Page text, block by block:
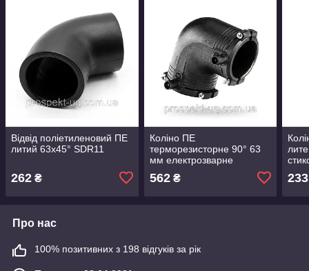
Відвід поліетиленовий ПЕ
литий 63х45° SDR11
262 ₴
Коліно ПЕ
терморезисторне 90° 63
мм електрозварне
562₴ 233
Про нас
100% позитивних з 198 відгуків за рік